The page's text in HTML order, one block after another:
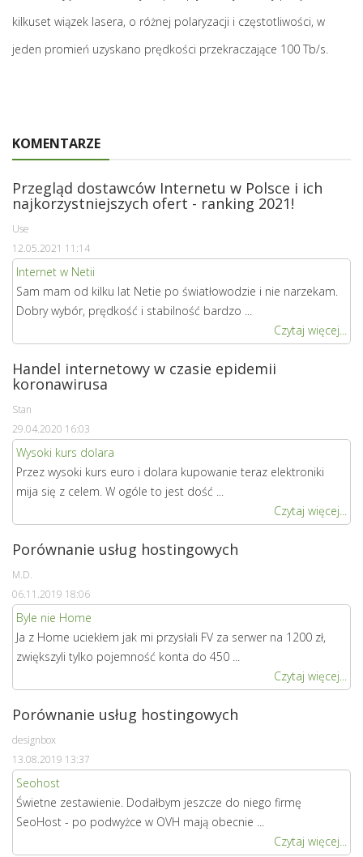
kilkuset wiązek lasera, o różnej polaryzacji i częstotliwości, w
jeden promień uzyskano prędkości przekraczające 100 Tb/s.
KOMENTARZE
Przegląd dostawców Internetu w Polsce i ich
najkorzystniejszych ofert - ranking 2021!
Use
12.05.2021 11:14
Internet w Netii
Sam mam od kilku lat Netie po światłowodzie i nie narzekam.
Dobry wybór, prędkość i stabilność bardzo ...
Czytaj więcej...
Handel internetowy w czasie epidemii
koronawirusa
Stan
29.04.2020 16:03
Wysoki kurs dolara
Przez wysoki kurs euro i dolara kupowanie teraz elektroniki
mija się z celem. W ogóle to jest dość ...
Czytaj więcej...
Porównanie usług hostingowych
M.D.
06.11.2019 18:06
Byle nie Home
Ja z Home uciekłem jak mi przysłali FV za serwer na 1200 zł,
zwiększyli tylko pojemność konta do 450 ...
Czytaj więcej...
Porównanie usług hostingowych
designbox
13.08.2019 13:37
Seohost
Świetne zestawienie. Dodałbym jeszcze do niego firmę
SeoHost - po podwyżce w OVH mają obecnie ...
Czytaj więcej...